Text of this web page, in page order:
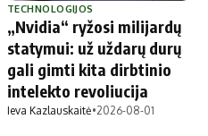
TECHNOLOGIJOS
„Nvidia“ ryžosi milijardų
statymui: už uždarų durų
gali gimti kita dirbtinio
intelekto revoliucija
Ieva Kazlauskaitė•2026-08-01